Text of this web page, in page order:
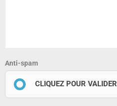
Anti-spam
CLIQUEZ POUR VALIDER